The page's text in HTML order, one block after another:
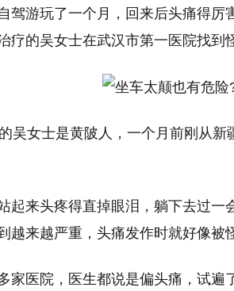
驾游玩了一个月，回来后头痛得厉
疗的吴女士在武汉市第一医院找到
吴女士是黄陂人，一个月前刚从
起来头疼得直掉眼泪，躺下去过一
越来越严重，头痛发作时就好像被
家医院，医生都说是偏头痛，试遍